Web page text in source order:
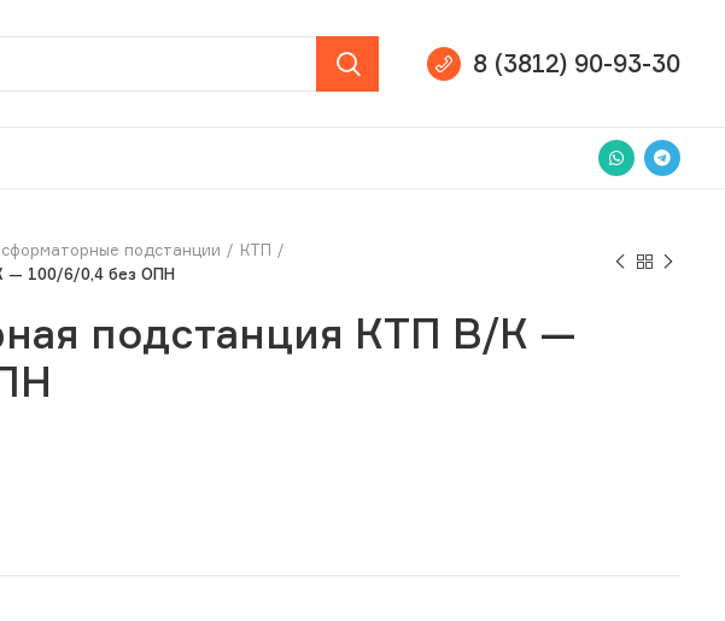
8 (3812) 90-93-30
подстанции
КТП
— 100/6/0,4 без ОПН
подстанция КТП В/К —